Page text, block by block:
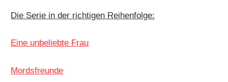
Die Serie in der richtigen Reihenfolge:
Eine unbeliebte Frau
Mordsfreunde